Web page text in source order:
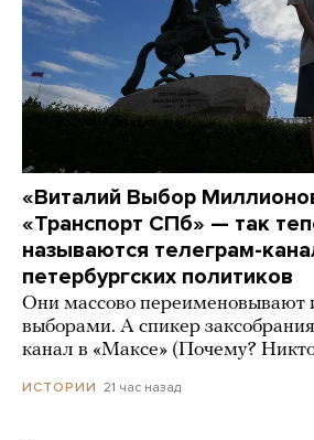
«Виталий Выбор
«Транспорт СПб» — так
называются телеграм-
петербургских политиков
Они массово переименовывают
выборами. А спикер
канал в «Максе» (Почему?
ИСТОРИИ 21 час назад